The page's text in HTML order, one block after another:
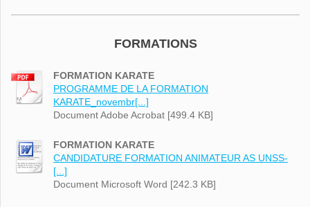
FORMATIONS
FORMATION KARATE
PROGRAMME DE LA FORMATION
KARATE_novembr[...]
Document Adobe Acrobat [499.4 KB]
FORMATION KARATE
CANDIDATURE FORMATION ANIMATEUR AS UNSS-
[...]
Document Microsoft Word [242.3 KB]